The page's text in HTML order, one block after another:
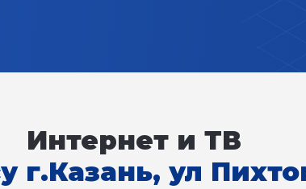
Интернет и ТВ
г.Казань, ул